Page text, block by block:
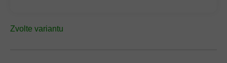
Zvolte variantu